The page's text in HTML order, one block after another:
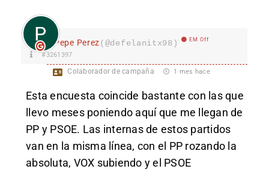
Pepe Perez(@defelanitx98) EM Off
#3261397
Colaborador de campaña 1 mes hace
Esta encuesta coincide bastante con las que
llevo meses poniendo aquí que me llegan de
PP y PSOE. Las internas de estos partidos
van en la misma línea, con el PP rozando la
absoluta, VOX subiendo y el PSOE